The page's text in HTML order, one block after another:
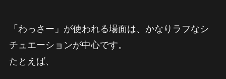
「わっさー」が使われる場面は、かなりラフなシ
チュエーションが中心です。
たとえば、